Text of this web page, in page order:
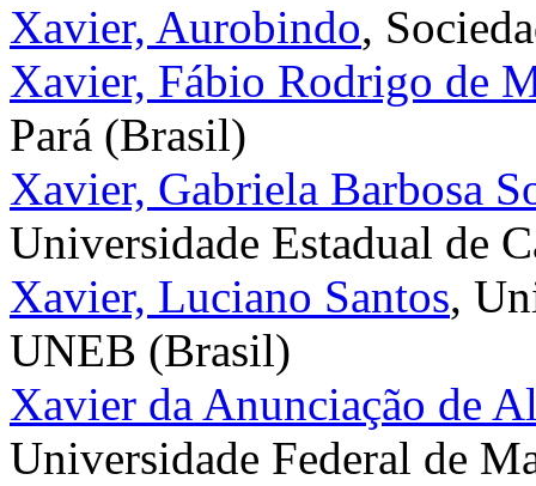
Xavier, Aurobindo,
Xavier, Fábio Rodrigo de
Pará (Brasil)
Xavier, Gabriela Barbosa
Universidade Estadual de
Xavier, Luciano Santos,
UNEB (Brasil)
Xavier da Anunciação de
Universidade Federal de